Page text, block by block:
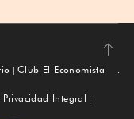
Subir
Club El Economista
Integral